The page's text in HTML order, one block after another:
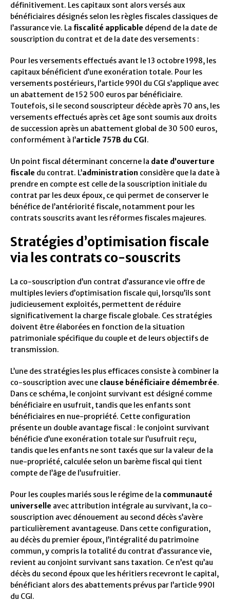
définitivement. Les capitaux sont alors versés aux
bénéficiaires désignés selon les règles fiscales classiques de
l’assurance vie. La fiscalité applicable dépend de la date de
souscription du contrat et de la date des versements :
Pour les versements effectués avant le 13 octobre 1998, les
capitaux bénéficient d’une exonération totale. Pour les
versements postérieurs, l’article 990I du CGI s’applique avec
un abattement de 152 500 euros par bénéficiaire.
Toutefois, si le second souscripteur décède après 70 ans, les
versements effectués après cet âge sont soumis aux droits
de succession après un abattement global de 30 500 euros,
conformément à l’article 757B du CGI.
Un point fiscal déterminant concerne la date d’ouverture
fiscale du contrat. L’administration considère que la date à
prendre en compte est celle de la souscription initiale du
contrat par les deux époux, ce qui permet de conserver le
bénéfice de l’antériorité fiscale, notamment pour les
contrats souscrits avant les réformes fiscales majeures.
Stratégies d’optimisation fiscale
via les contrats co-souscrits
La co-souscription d’un contrat d’assurance vie offre de
multiples leviers d’optimisation fiscale qui, lorsqu’ils sont
judicieusement exploités, permettent de réduire
significativement la charge fiscale globale. Ces stratégies
doivent être élaborées en fonction de la situation
patrimoniale spécifique du couple et de leurs objectifs de
transmission.
L’une des stratégies les plus efficaces consiste à combiner la
co-souscription avec une clause bénéficiaire démembrée.
Dans ce schéma, le conjoint survivant est désigné comme
bénéficiaire en usufruit, tandis que les enfants sont
bénéficiaires en nue-propriété. Cette configuration
présente un double avantage fiscal : le conjoint survivant
bénéficie d’une exonération totale sur l’usufruit reçu,
tandis que les enfants ne sont taxés que sur la valeur de la
nue-propriété, calculée selon un barème fiscal qui tient
compte de l’âge de l’usufruitier.
Pour les couples mariés sous le régime de la communauté
universelle avec attribution intégrale au survivant, la co-
souscription avec dénouement au second décès s’avère
particulièrement avantageuse. Dans cette configuration,
au décès du premier époux, l’intégralité du patrimoine
commun, y compris la totalité du contrat d’assurance vie,
revient au conjoint survivant sans taxation. Ce n’est qu’au
décès du second époux que les héritiers recevront le capital,
bénéficiant alors des abattements prévus par l’article 990I
du CGI.